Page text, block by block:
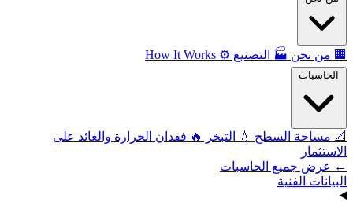
🏢 من نحن 🏭 التصنيع ⚙️
الحاسبات
📐 مساحة السطح 💧 التبخر 🔥 فقدان الحرارة والعائد على
الاستثمار
← عرض جميع الحاسبات
البيانات الفنية